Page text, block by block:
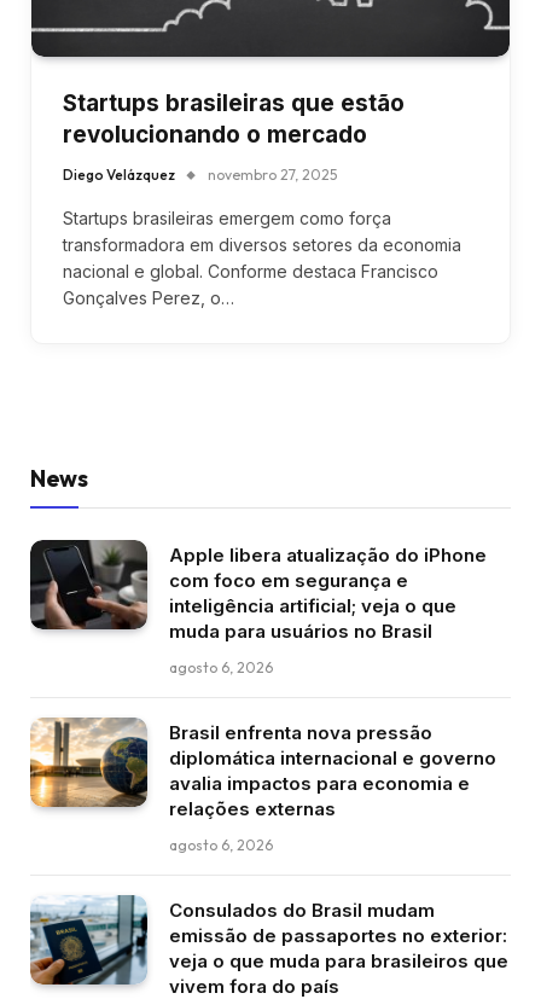
Startups brasileiras que estão
revolucionando o mercado
Diego Velázquez novembro 27, 2025
Startups brasileiras emergem como força
transformadora em diversos setores da economia
nacional e global. Conforme destaca Francisco
Gonçalves Perez, o…
News
Apple libera atualização do iPhone
com foco em segurança e
inteligência artificial; veja o que
muda para usuários no Brasil
agosto 6, 2026
Brasil enfrenta nova pressão
diplomática internacional e governo
avalia impactos para economia e
relações externas
agosto 6, 2026
Consulados do Brasil mudam
emissão de passaportes no exterior:
veja o que muda para brasileiros que
vivem fora do país